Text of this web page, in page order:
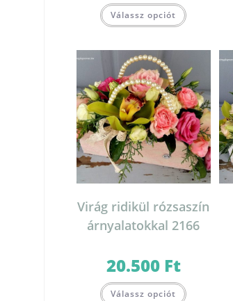
Válassz opciót
Virág ridikül rózsaszín
árnyalatokkal 2166
20.500 Ft
Válassz opciót